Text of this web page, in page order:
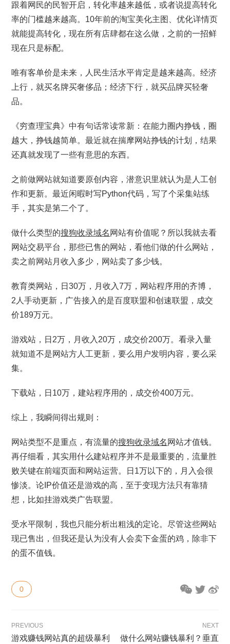
跟着网民的民智开启，转化率越来越低，或者说提高转化
率的门槛越来越高。10年前的淘宝美化主图、优化详情页
就能提高转化，现在所有店肆都在这么做，之前的一招鲜
现在只是标配。
唯有客单价是未来，人民生活水平肯定是越来越高。经济
上行，就买名牌买奢侈品；经济下行，就买品牌买轻奢
品。
《穷查理宝典》中有句话常读常新：在能力圈内挣钱，圈
越大，挣钱越简单。最近就在揣摩网站挣钱的计划，结果
还真就发现了一些有意思的东西。
之前做网站就知道要原创内容，潜意识里就认为是人工创
作和更新。最近闲暇时写Python代码，写了个采集站练
手，其实是第二个了。
做什么类型的搜狗收录域名 网站有价值呢？所以我就去看
网站交易平台，那些已售的网站，看他们做的什么网站，
卖之前网站月收入多少，网站卖了多少钱。
教育类网站，日30万，月收入7万，网站程序用的齐博，
2人手动更新，广告接入的是百度联盟和创速联盟，成交
价189万元。
游戏站，日2万，月收入20万，成交价200万。看录入量
就知道不是网站方人工更新，要么用户发明内容，要么采
集。
下载站，日10万，建站程序用的，成交价400万元。
综上，我瞬间得出规则：
网站类型不是重点，有流量的搜狗收录域名 网站才值钱。
再仔细看，其实用什么建站程序并不是最重要的，流量胜
败关键在前端页面和网站运营。日1万以下的，月入会很
惨淡。论IP价值还是游戏的高，至于变现方法只有靠猜
想，比如挂游戏类广告联盟。
受水平限制，我也只能分析出粗浅的定论。尽管这些网站
现已售出，但我还是认为没有人会卖下金蛋的鸡，除非下
的蛋不值钱。
0
PREVIOUS
游戏赚钱网站真的超级暴利
NEXT
做什么网站赚钱暴利？垂直